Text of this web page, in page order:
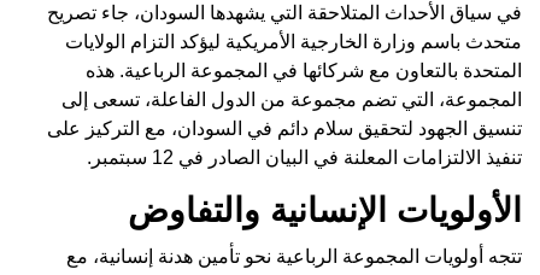
في سياق الأحداث المتلاحقة التي يشهدها السودان، جاء تصريح
متحدث باسم وزارة الخارجية الأمريكية ليؤكد التزام الولايات
المتحدة بالتعاون مع شركائها في المجموعة الرباعية. هذه
المجموعة، التي تضم مجموعة من الدول الفاعلة، تسعى إلى
تنسيق الجهود لتحقيق سلام دائم في السودان، مع التركيز على
تنفيذ الالتزامات المعلنة في البيان الصادر في 12 سبتمبر.
الأولويات الإنسانية والتفاوض
تتجه أولويات المجموعة الرباعية نحو تأمين هدنة إنسانية، مع